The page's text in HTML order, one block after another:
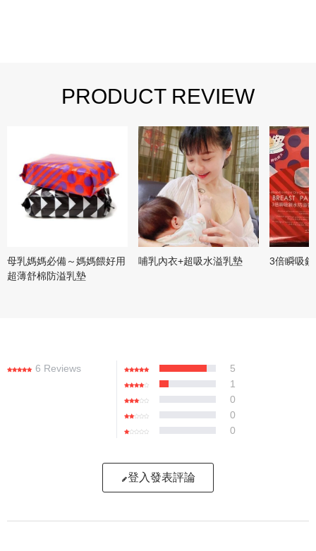
PRODUCT REVIEW
母乳媽媽必備～媽媽餵好用
超薄舒棉防溢乳墊
哺乳內衣+超吸水溢乳墊 3倍瞬吸
6 Reviews
5
1
0
0
0
登入發表評論